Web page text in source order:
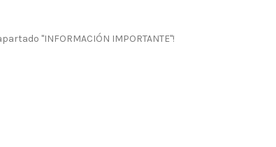
"INFORMACIÓN IMPORTANTE"!